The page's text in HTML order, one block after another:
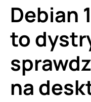
Debian
to
na